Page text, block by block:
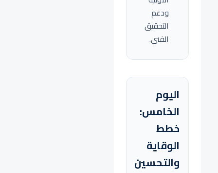
ودعم
التحقيق
الفني.
اليوم
الخامس:
خطط
الوقاية
والتحسين